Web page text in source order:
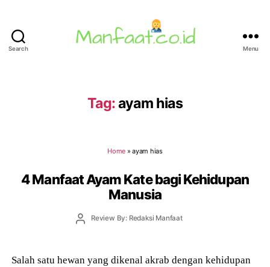
Search Menu
Tag:ayam hias
Home »ayam hias
4 Manfaat Ayam Kate bagi Kehidupan
Manusia
PostReview By: Redaksi Manfaat
Salah satu hewan yang dikenal akrab dengan kehidupan